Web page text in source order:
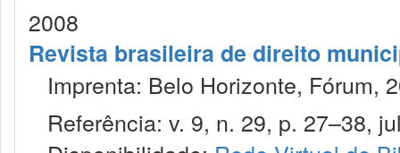
2008
Revista brasileira de direito
Imprenta: Belo Horizonte, Fórum,
Referência: v. 9, n. 29, p. 27–38,